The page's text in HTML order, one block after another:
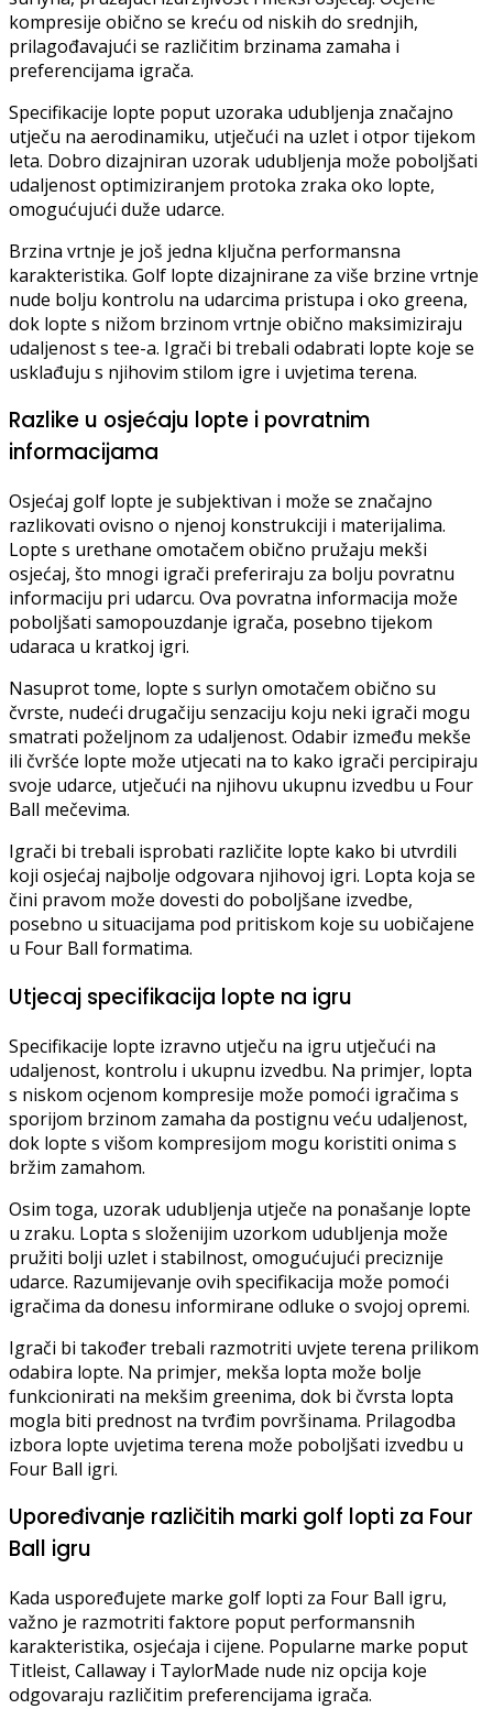
kompresije obično se kreću od niskih do srednjih,
prilagođavajući se različitim brzinama zamaha i
preferencijama igrača.
Specifikacije lopte poput uzoraka udubljenja značajno
utječu na aerodinamiku, utječući na uzlet i otpor tijekom
leta. Dobro dizajniran uzorak udubljenja može poboljšati
udaljenost optimiziranjem protoka zraka oko lopte,
omogućujući duže udarce.
Brzina vrtnje je još jedna ključna performansna
karakteristika. Golf lopte dizajnirane za više brzine vrtnje
nude bolju kontrolu na udarcima pristupa i oko greena,
dok lopte s nižom brzinom vrtnje obično maksimiziraju
udaljenost s tee-a. Igrači bi trebali odabrati lopte koje se
usklađuju s njihovim stilom igre i uvjetima terena.
Razlike u osjećaju lopte i povratnim
informacijama
Osjećaj golf lopte je subjektivan i može se značajno
razlikovati ovisno o njenoj konstrukciji i materijalima.
Lopte s urethane omotačem obično pružaju mekši
osjećaj, što mnogi igrači preferiraju za bolju povratnu
informaciju pri udarcu. Ova povratna informacija može
poboljšati samopouzdanje igrača, posebno tijekom
udaraca u kratkoj igri.
Nasuprot tome, lopte s surlyn omotačem obično su
čvrste, nudeći drugačiju senzaciju koju neki igrači mogu
smatrati poželjnom za udaljenost. Odabir između mekše
ili čvršće lopte može utjecati na to kako igrači percipiraju
svoje udarce, utječući na njihovu ukupnu izvedbu u Four
Ball mečevima.
Igrači bi trebali isprobati različite lopte kako bi utvrdili
koji osjećaj najbolje odgovara njihovoj igri. Lopta koja se
čini pravom može dovesti do poboljšane izvedbe,
posebno u situacijama pod pritiskom koje su uobičajene
u Four Ball formatima.
Utjecaj specifikacija lopte na igru
Specifikacije lopte izravno utječu na igru utječući na
udaljenost, kontrolu i ukupnu izvedbu. Na primjer, lopta
s niskom ocjenom kompresije može pomoći igračima s
sporijom brzinom zamaha da postignu veću udaljenost,
dok lopte s višom kompresijom mogu koristiti onima s
bržim zamahom.
Osim toga, uzorak udubljenja utječe na ponašanje lopte
u zraku. Lopta s složenijim uzorkom udubljenja može
pružiti bolji uzlet i stabilnost, omogućujući preciznije
udarce. Razumijevanje ovih specifikacija može pomoći
igračima da donesu informirane odluke o svojoj opremi.
Igrači bi također trebali razmotriti uvjete terena prilikom
odabira lopte. Na primjer, mekša lopta može bolje
funkcionirati na mekšim greenima, dok bi čvrsta lopta
mogla biti prednost na tvrđim površinama. Prilagodba
izbora lopte uvjetima terena može poboljšati izvedbu u
Four Ball igri.
Upoređivanje različitih marki golf lopti za Four
Ball igru
Kada uspoređujete marke golf lopti za Four Ball igru,
važno je razmotriti faktore poput performansnih
karakteristika, osjećaja i cijene. Popularne marke poput
Titleist, Callaway i TaylorMade nude niz opcija koje
odgovaraju različitim preferencijama igrača.